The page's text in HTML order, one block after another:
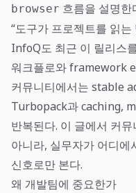
browser 흐름을 설명한
“도구가 프로젝트를 읽
InfoQ도 최근 이 릴리스
워크플로와 framework
커뮤니티에서는 stable
Turbopack과 caching,
반복된다. 이 글에서 커
아니라, 실무자가 어디에
신호로만 본다.
왜 개발팀에 중요한가